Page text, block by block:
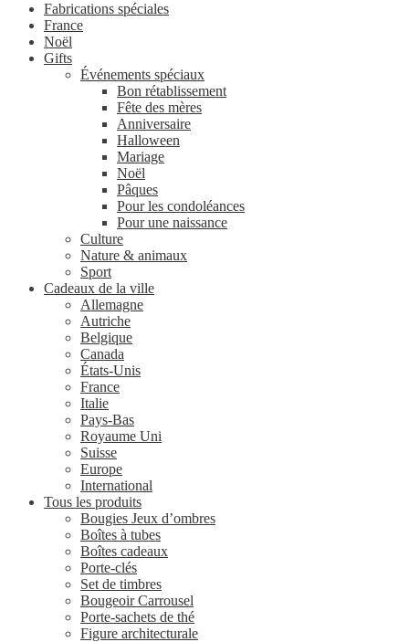
Fabrications spéciales
France
Noël
Gifts
Événements spéciaux
Bon rétablissement
Fête des mères
Anniversaire
Halloween
Mariage
Noël
Pâques
Pour les condoléances
Pour une naissance
Culture
Nature & animaux
Sport
Cadeaux de la ville
Allemagne
Autriche
Belgique
Canada
États-Unis
France
Italie
Pays-Bas
Royaume Uni
Suisse
Europe
International
Tous les produits
Bougies Jeux d’ombres
Boîtes à tubes
Boîtes cadeaux
Porte-clés
Set de timbres
Bougeoir Carrousel
Porte-sachets de thé
Figure architecturale